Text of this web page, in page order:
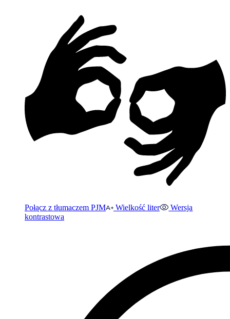
Połącz z tłumaczem PJM Wielkość liter
Wersja
kontrastowa